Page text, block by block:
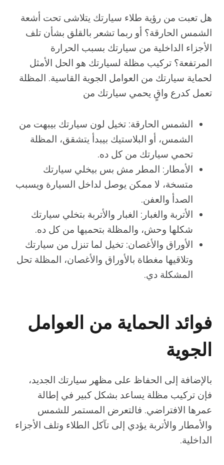
هل تعبت من رؤية طلاء سيارتك يتلاشى تحت أشعة
الشمس الحارقة؟ أو ربما تشعر بالقلق بشأن تلف
الأجزاء الداخلية من سيارتك بسبب الحرارة
المرتفعة؟ تركيب مظلة لسيارتك هو الحل الأمثل
لحماية سيارتك من العوامل الجوية القاسية. المظلة
تعمل كدرع واقٍ يحمي سيارتك من
الشمس الحارقة: تخيل لون سيارتك بيبهت من
الشمس، أو البلاستيك بيبدأ يتشقق، المظلة
تحمي سيارتك من كل ده.
الأمطار: المطر مش بس بيخلي سيارتك
متسخة، لا ممكن يوصل لداخل السيارة ويسبب
الصدأ والعفن.
الأتربة والغبار: الغبار والأتربة بتخلي سيارتك
شكلها وحش، والمظلة بتحميها من كل ده.
الأوراق والأغصان: تخيل لما تنزل من سيارتك
وتلاقيها مغطاة بالأوراق والأغصان، المظلة تحل
المشكلة دي.
فوائد الحماية من العوامل
الجوية
بالإضافة إلى الحفاظ على مظهر سيارتك الجديد،
فإن تركيب مظلة يساعد بشكل كبير في إطالة
عمرها الافتراضي. فالتعرض المستمر للشمس
والأمطار والأتربة يؤدي إلى تآكل الطلاء وتلف الأجزاء
الداخلية.